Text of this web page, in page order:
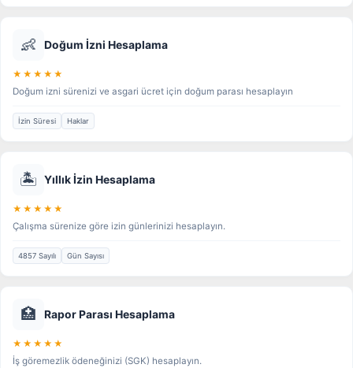
👶 Doğum İzni Hesaplama
★★★★★
Doğum izni sürenizi ve asgari ücret için doğum parası hesaplayın
İzin Süresi Haklar
🏝️ Yıllık İzin Hesaplama
★★★★★
Çalışma sürenize göre izin günlerinizi hesaplayın.
4857 Sayılı Gün Sayısı
🏥 Rapor Parası Hesaplama
★★★★★
İş göremezlik ödeneğinizi (SGK) hesaplayın.